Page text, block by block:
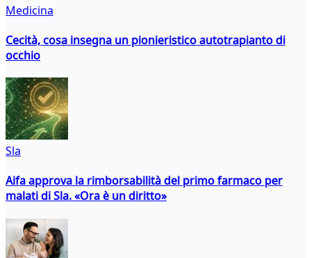
Medicina
Cecità, cosa insegna un pionieristico autotrapianto di
occhio
Sla
Aifa approva la rimborsabilità del primo farmaco per
malati di Sla. «Ora è un diritto»